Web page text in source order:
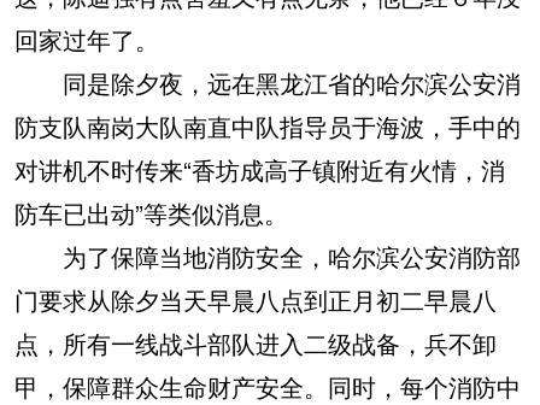
回家过年了。
同是除夕夜，远在黑龙江省的哈尔滨公安消
防支队南岗大队南直中队指导员于海波，手中的
对讲机不时传来“香坊成高子镇附近有火情，消
防车已出动”等类似消息。
为了保障当地消防安全，哈尔滨公安消防部
门要求从除夕当天早晨八点到正月初二早晨八
点，所有一线战斗部队进入二级战备，兵不卸
甲，保障群众生命财产安全。同时，每个消防中